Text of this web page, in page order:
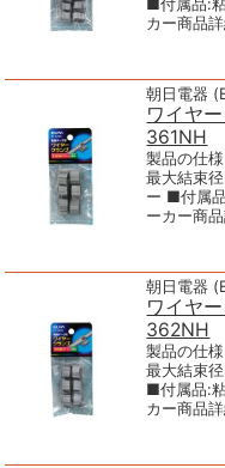
カー商品
朝日電器
ワイヤ
361NH
製品の仕
最大結束
ー ■付属
ーカー商
朝日電器
ワイヤ
362NH
製品の仕
最大結束
■付属品:
カー商品